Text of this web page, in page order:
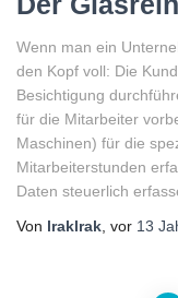
Wenn man ein
den Kopf voll: Die
Besichtigung
für die Mitarbeiter
Maschinen) für die
Mitarbeiterstunden
Daten steuerlich
Von lraklrak , vor 13